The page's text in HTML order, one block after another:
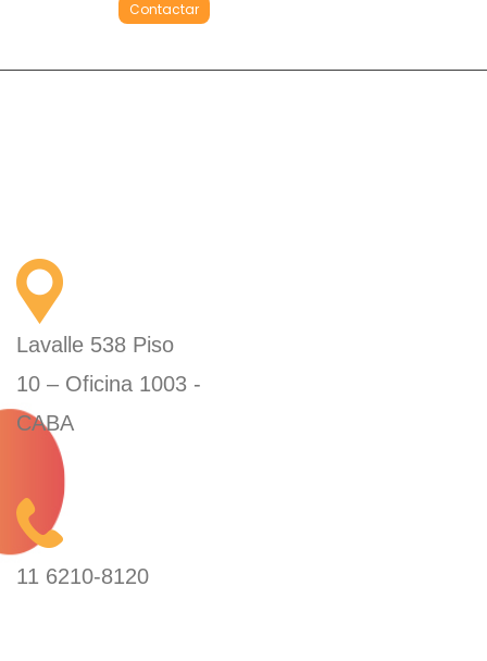
Lavalle 538 Piso
10 – Oficina 1003 -
CABA
11 6210-8120